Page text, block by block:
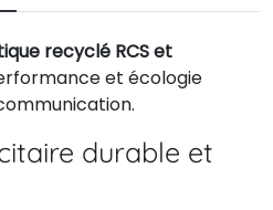
recyclé RCS et
et écologie
durable et